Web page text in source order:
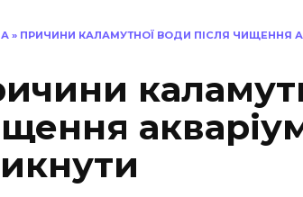
» ПРИЧИНИ КАЛАМУТНОЇ ВОДИ ПІСЛЯ ЧИЩЕННЯ